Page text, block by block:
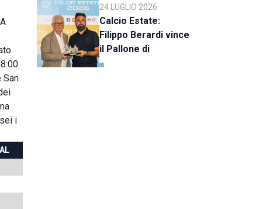
San
i
24 LUGLIO 2026
Calcio Estate:
Filippo Berardi vince
il Pallone di
Cristallo, al Tre Fiori